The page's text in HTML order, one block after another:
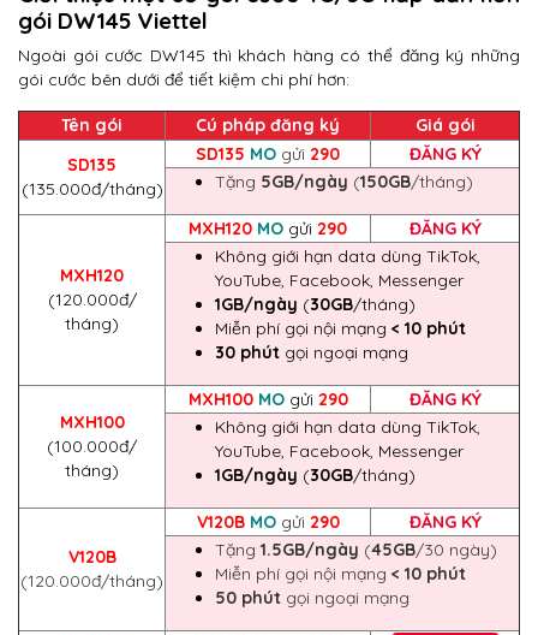
gói DW145 Viettel
Ngoài gói cước DW145 thì khách hàng có thể đăng ký những
gói cước bên dưới để tiết kiệm chi phí hơn:
Tên gói Cú pháp đăng ký
Giá gói
SD135
(135.000đ/tháng)
SD135 MO gửi 290
ĐĂNG KÝ
Tặng 5GB/ngày (150GB/tháng)
MXH120
(120.000đ/
tháng)
MXH120 MO gửi 290
ĐĂNG KÝ
Không giới hạn data dùng TikTok,
YouTube, Facebook, Messenger
1GB/ngày (30GB/tháng)
Miễn phí gọi nội mạng < 10 phút
30 phút gọi ngoại mạng
MXH100
(100.000đ/
tháng)
MXH100MO gửi 290
ĐĂNG KÝ
Không giới hạn data dùng TikTok,
YouTube, Facebook, Messenger
1GB/ngày (30GB/tháng)
V120B
(120.000đ/tháng)
V120B MO gửi 290
ĐĂNG KÝ
Tặng 1.5GB/ngày (45GB/30 ngày)
Miễn phí gọi nội mạng < 10 phút
50 phút gọi ngoại mạng